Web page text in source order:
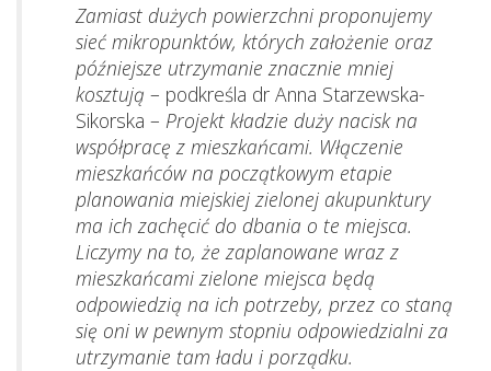
Zamiast dużych powierzchni proponujemy
sieć mikropunktów, których założenie oraz
późniejsze utrzymanie znacznie mniej
kosztują – podkreśla dr Anna Starzewska-
Sikorska – Projekt kładzie duży nacisk na
współpracę z mieszkańcami. Włączenie
mieszkańców na początkowym etapie
planowania miejskiej zielonej akupunktury
ma ich zachęcić do dbania o te miejsca.
Liczymy na to, że zaplanowane wraz z
mieszkańcami zielone miejsca będą
odpowiedzią na ich potrzeby, przez co staną
się oni w pewnym stopniu odpowiedzialni za
utrzymanie tam ładu i porządku.